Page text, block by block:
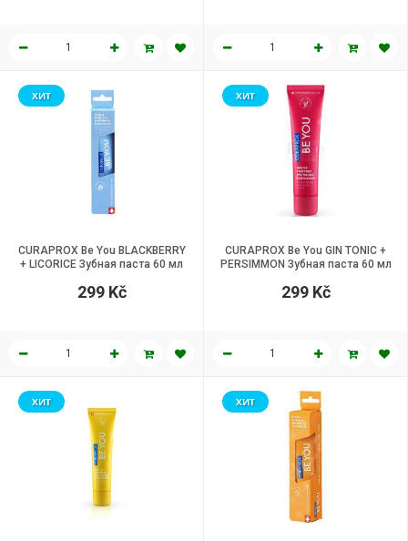
CURAPROX Be You BLACKBERRY
+ LICORICE Зубная паста 60 мл
ХИТ
299 Kč
CURAPROX Be You GIN TONIC +
PERSIMMON Зубная паста 60 мл
ХИТ
299 Kč
ХИТ ХИТ